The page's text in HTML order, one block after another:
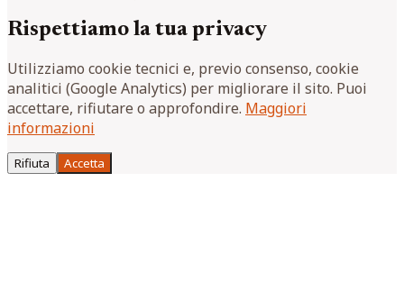
Rispettiamo la tua privacy
Utilizziamo cookie tecnici e, previo consenso, cookie
analitici (Google Analytics) per migliorare il sito. Puoi
accettare, rifiutare o approfondire. Maggiori
informazioni
Rifiuta Accetta